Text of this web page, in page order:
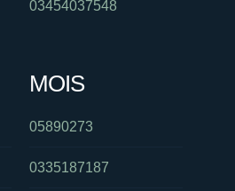
03454037548
MOIS
05890273
0335187187